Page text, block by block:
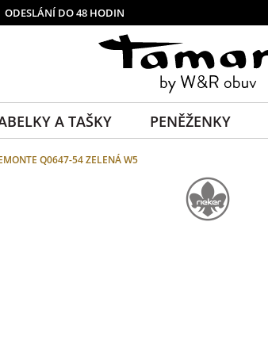
ODESLÁNÍ DO 48 HODIN
Q0647-54 ZELENÁ W5
A TAŠKY PENĚŽENKY